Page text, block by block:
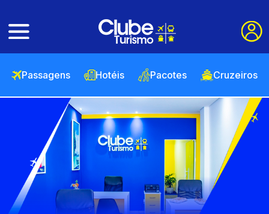
Passagens Hotéis Pacotes Cruzeiros